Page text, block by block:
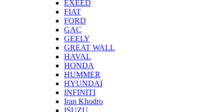
EXEED
FIAT
FORD
GAC
GEELY
GREAT WALL
HAVAL
HONDA
HUMMER
HYUNDAI
INFINITI
Iran Khodro
ISUZU